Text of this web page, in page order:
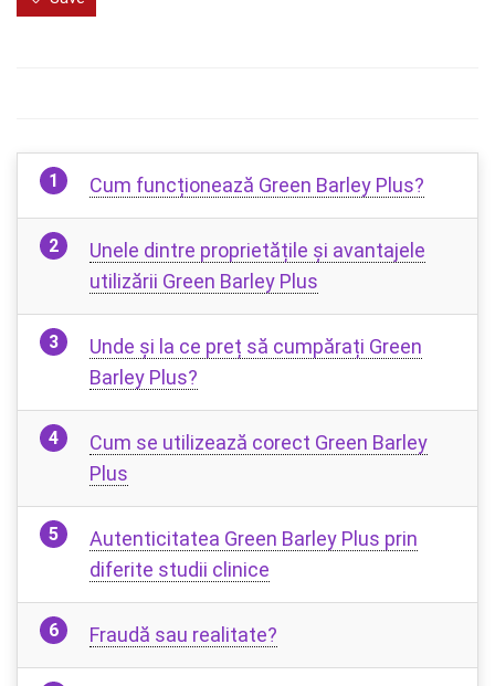
Cum funcționează Green Barley Plus?
Unele dintre proprietățile și avantajele
utilizării Green Barley Plus
Unde și la ce preț să cumpărați Green
Barley Plus?
Cum se utilizează corect Green Barley
Plus
Autenticitatea Green Barley Plus prin
diferite studii clinice
Fraudă sau realitate?